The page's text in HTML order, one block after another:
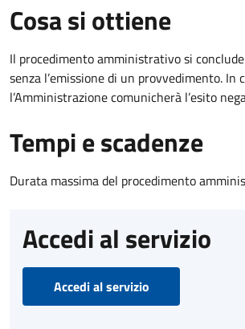
Cosa si ottiene
Il procedimento amministrativo si
senza l’emissione di un provvedimento. In
l’Amministrazione comunicherà l’esito
Tempi e scadenze
Durata massima del procedimento
Accedi al servizio
Accedi al servizio